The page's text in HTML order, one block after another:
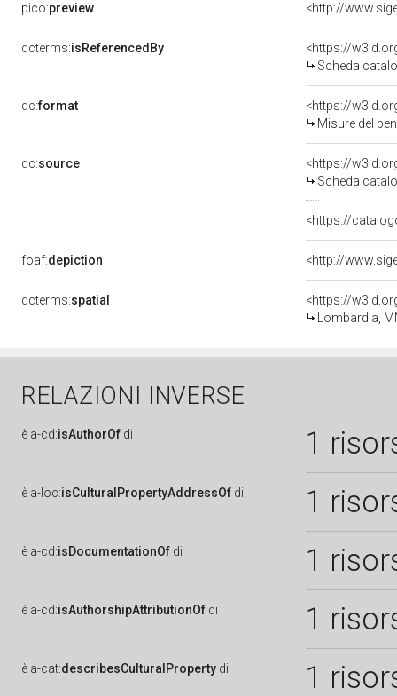
pico:preview <http://
dcterms:isReferencedBy
<https://
Scheda
dc:format
<https://
Misure del
dc:source
<https://
Scheda
<https://
foaf:depiction <http://
dcterms:spatial
<https://
Lombardia,
RELAZIONI INVERSE
è a-cd:isAuthorOf di 1
è a-loc:isCulturalPropertyAddressOf di 1
è a-cd:isDocumentationOf di 1
è a-cd:isAuthorshipAttributionOf di 1
è a-cat:describesCulturalProperty di 1